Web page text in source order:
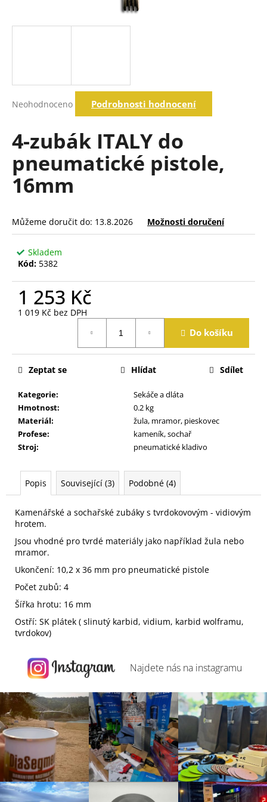
hodnocení
0,0
hvězdiček.
Neohodnoceno Podrobnosti hodnocení
4-zubák ITALY do
pneumatické pistole,
16mm
Můžeme doručit do: 13.8.2026 Možnosti doručení
Skladem
Kód: 5382
1 253 Kč
1 019 Kč bez DPH
Do košíku
Kategorie:
Sekáče a dláta
Hmotnost:
0.2 kg
Materiál:
žula, mramor, pieskovec
Profese:
kameník, sochař
Stroj: pneumatické kladivo
Zeptat se Hlídat Sdílet
Popis Související (3) Podobné (4)
Kamenářské a sochařské zubáky s tvrdokovovým - vidiovým
hrotem.
Jsou vhodné pro tvrdé materiály jako například žula nebo
mramor.
Ukončení: 10,2 x 36 mm pro pneumatické pistole
Počet zubů: 4
Šířka hrotu: 16 mm
Ostří: SK plátek ( slinutý karbid, vidium, karbid wolframu,
tvrdokov)
j
D
o
p
r
u
č
u
e
m
e
Najdete nás na instagramu